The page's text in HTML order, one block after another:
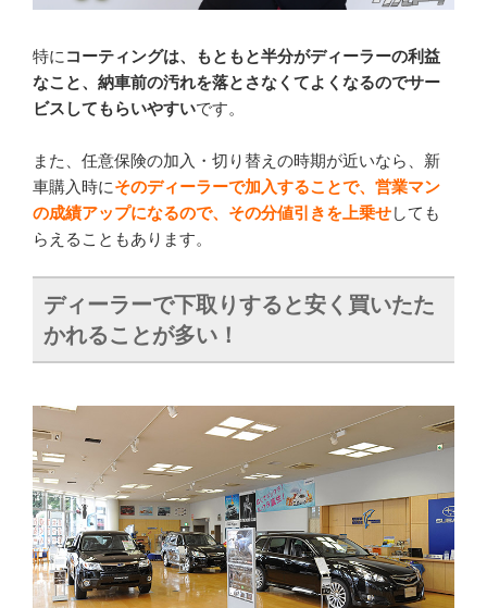
特に コーティングは、もともと半分がディーラーの利益
なこと、納車前の汚れを落とさなくてよくなるのでサー
ビスしてもらいやすいです。
また、任意保険の加入・切り替えの時期が近いなら、新
車購入時にそのディーラーで加入することで、営業マン
の成績アップになるので、その分値引きを上乗せしても
らえることもあります。
ディーラーで下取りすると安く買いたた
かれることが多い！